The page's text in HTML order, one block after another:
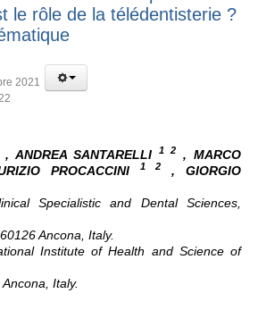
le rôle de la télédentisterie ?
2021
ANDREA SANTARELLI1 2
, MARCO
PROCACCINI 1 2
, GIORGIO
Specialistic and Dental Sciences,
Ancona, Italy.
Institute of Health and Science of
Italy.